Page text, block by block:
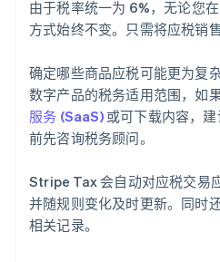
由于税率统一为 6%，无论您在
方式始终不变。只需将应税销
确定哪些商品应税可能更为复
数字产品的税务适用范围，如
服务 (SaaS)或可下载内容，
前先咨询税务顾问。
Stripe Tax 会自动对应税交易
并随规则变化及时更新。同时
相关记录。